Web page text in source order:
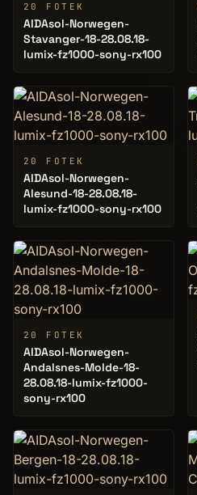
20 FOTEK
AIDAsol-Norwegen-
Stavanger-18-28.08.18-
lumix-fz1000-sony-rx100
20 FOTEK
AIDAsol-Norwegen-
Alesund-18-28.08.18-
lumix-fz1000-sony-rx100
20 FOTEK
AIDAsol-Norwegen-
Andalsnes-Molde-18-
28.08.18-lumix-fz1000-
sony-rx100